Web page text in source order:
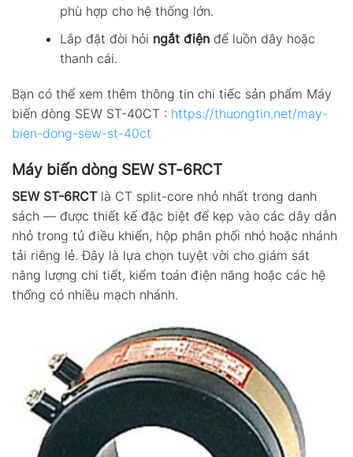
phù hợp cho hệ thống lớn.
Lắp đặt đòi hỏi ngắt điệnđể luồn dây hoặc
thanh cái.
Bạn có thể xem thêm thông tin chi tiếc sản phẩm Máy
biến dòng SEW ST-40CT : https://thuongtin.net/may-
bien-dong-sew-st-40ct
Máy biến dòng SEW ST-6RCT
SEW ST-6RCTlà CT split-core nhỏ nhất trong danh
sách — được thiết kế đặc biệt để kẹp vào các dây dẫn
nhỏ trong tủ điều khiển, hộp phân phối nhỏ hoặc nhánh
tải riêng lẻ. Đây là lựa chọn tuyệt vời cho giám sát
năng lượng chi tiết, kiểm toán điện năng hoặc các hệ
thống có nhiều mạch nhánh.